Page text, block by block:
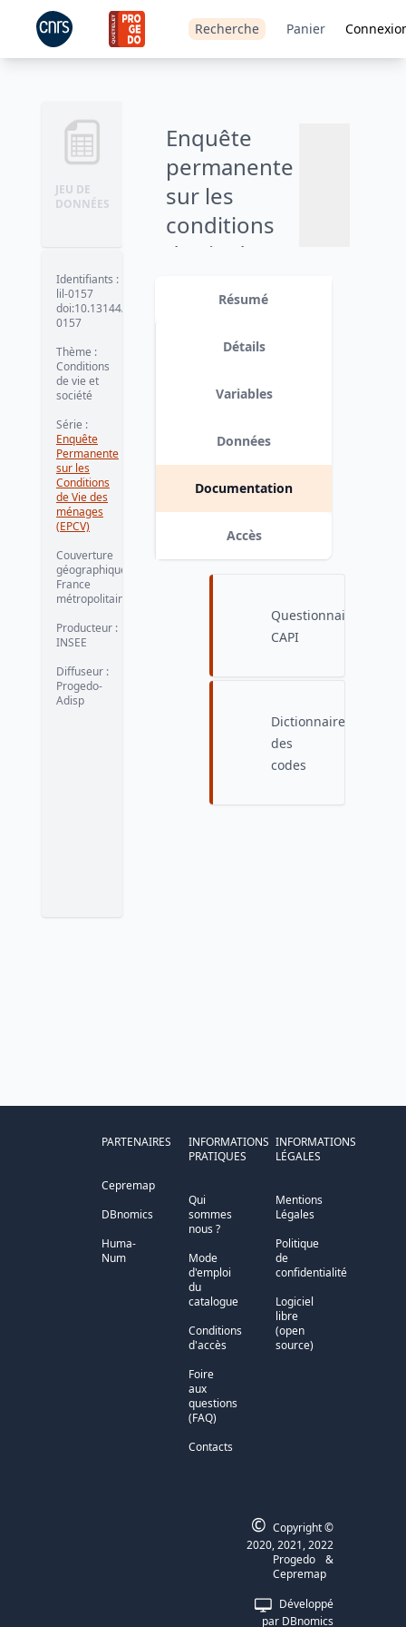
Recherche Panier
JEU DE
DONNÉES
Enquête
permanente
sur les
conditions
de vie des
partie fixe :
participation
sociaux -
2002
Version 1
Identifiants :
lil-0157
doi:10.13144/lil-
0157
Thème :
Conditions
de vie et
société
Série :
Enquête
Permanente
sur les
Conditions
de Vie des
ménages
(EPCV)
Couverture
géographique
France
métropolitaine
Producteur :
INSEE
Diffuseur :
Progedo-
Adisp
Résumé
Détails
Variables
Données
Documentation
Accès
Questionnaire
CAPI
Dictionnaire
des
codes
PARTENAIRES
Cepremap
DBnomics
Huma-
Num
INFORMATIONS
PRATIQUES
Qui
sommes
nous ?
Mode
d'emploi
du
catalogue
Conditions
d'accès
Foire
aux
questions
(FAQ)
Contacts
INFORMATIONS
LÉGALES
Mentions
Légales
Politique
de
confidentialité
Logiciel
libre
(open
source)
Développé
par DBnomics
© Copyright ©
2020, 2021, 2022
Progedo
&
Cepremap